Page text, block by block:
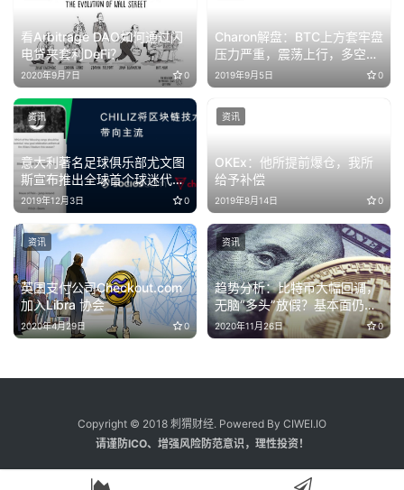
看Arbitrage DAO如何通过闪
电贷来套利DeFi？
2020年9月7日
Charon解盘：BTC上方套牢盘
压力严重，震荡上行，多空继
续博弈
意大利著名足球俱乐部尤文图
斯宣布推出全球首个球迷代币
服务Fan Token Offering
(FTO)
2019年12月3日
资讯
OKEx：他所提前爆仓，我所
给予补偿
资讯
英国支付公司Checkout.com
加入Libra 协会
2020年4月29日 0
资讯
趋势分析：比特币大幅回调，
无脑“多头”放假？基本面仍极
好
2020年11月26日 0
资讯
Copyright © 2018 刺猬财经. Powered By CIWEI.IO
请谨防ICO、增强风险防范意识，理性投资！